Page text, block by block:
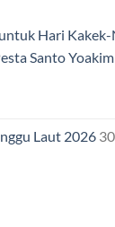
Hari
Santo
Laut 2026